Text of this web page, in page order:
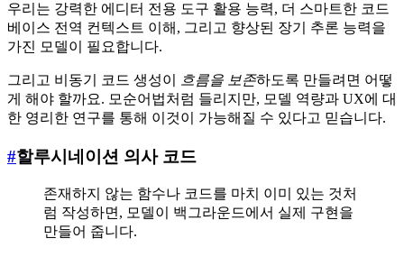
우리는 강력한 에디터 전용 도구 활용 능력, 더 스마트한 코드
베이스 전역 컨텍스트 이해, 그리고 향상된 장기 추론 능력을
가진 모델이 필요합니다.
그리고 비동기 코드 생성이 흐름을 보존하도록 만들려면 어떻
게 해야 할까요. 모순어법처럼 들리지만, 모델 역량과 UX에 대
한 영리한 연구를 통해 이것이 가능해질 수 있다고 믿습니다.
#할루시네이션 의사 코드
존재하지 않는 함수나 코드를 마치 이미 있는 것처
럼 작성하면, 모델이 백그라운드에서 실제 구현을
만들어 줍니다.